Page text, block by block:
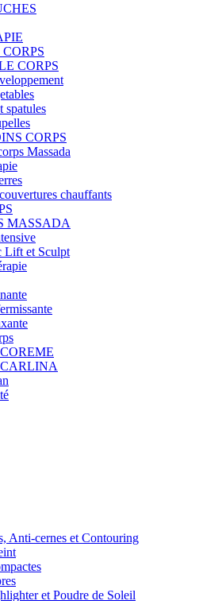
CORPS
spatules
CORPS
Massada
chauffants
MASSADA
Lift et Sculpt
Anti-cernes et Contouring
et Poudre de Soleil